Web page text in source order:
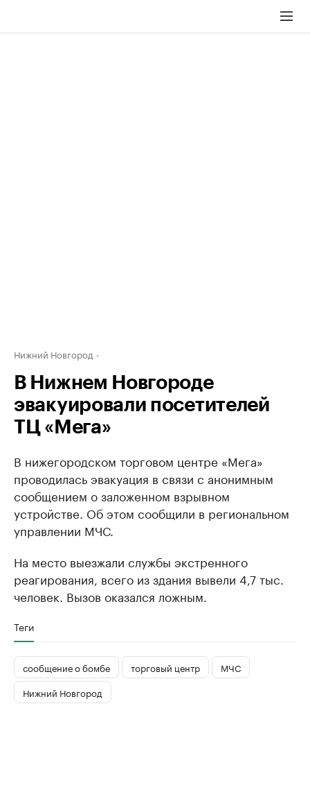
Нижний Новгород
В Нижнем Новгороде
эвакуировали посетителей
ТЦ «Мега»
В нижегородском торговом центре «Мега»
проводилась эвакуация в связи с анонимным
сообщением о заложенном взрывном
устройстве. Об этом сообщили в региональном
управлении МЧС.
На место выезжали службы экстренного
реагирования, всего из здания вывели 4,7 тыс.
человек. Вызов оказался ложным.
Теги
сообщение о бомбе торговый центр
МЧС
Нижний Новгород